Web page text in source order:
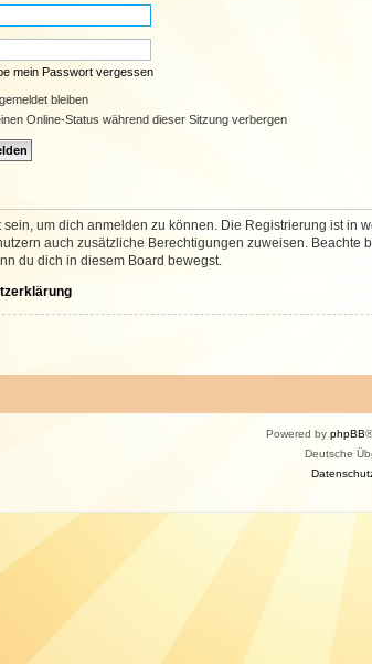
mein Passwort vergessen
bleiben
Online-Status während dieser Sitzung verbergen
um dich anmelden zu können. Die Registrierung ist
auch zusätzliche Berechtigungen zuweisen.
du dich in diesem Board bewegst.
Powered by phpBB
Deutsche